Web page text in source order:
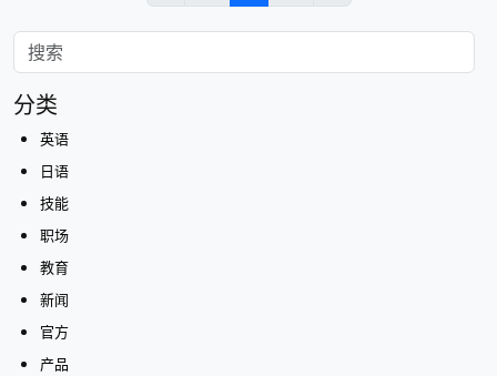
分类
英语
日语
技能
职场
教育
新闻
官方
产品